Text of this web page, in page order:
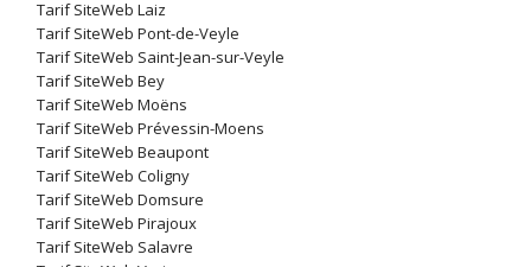
Tarif SiteWeb Laiz
Tarif SiteWeb Pont-de-Veyle
Tarif SiteWeb Saint-Jean-sur-Veyle
Tarif SiteWeb Bey
Tarif SiteWeb Moëns
Tarif SiteWeb Prévessin-Moens
Tarif SiteWeb Beaupont
Tarif SiteWeb Coligny
Tarif SiteWeb Domsure
Tarif SiteWeb Pirajoux
Tarif SiteWeb Salavre